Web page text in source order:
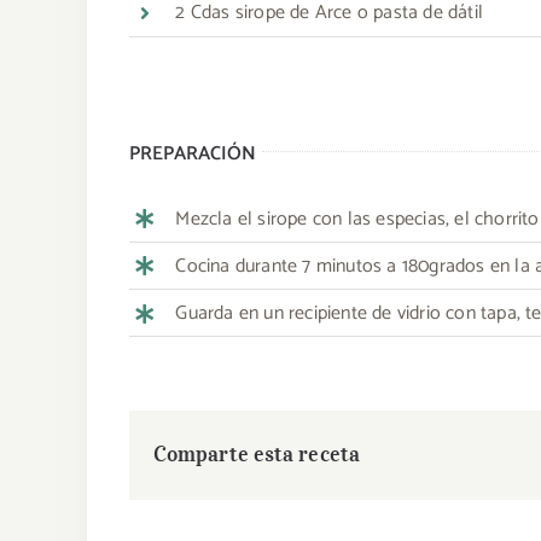
2 Cdas sirope de Arce o pasta de dátil
PREPARACIÓN
Mezcla el sirope con las especias, el
Cocina durante 7 minutos a 180grados en
Guarda en un recipiente de vidrio con tapa,
Comparte esta receta